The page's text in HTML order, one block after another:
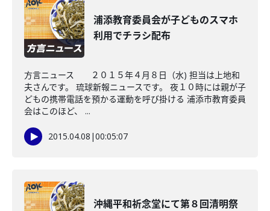
浦添教育委員会が子どものスマホ
利用でチラシ配布
方言ニュース ２０１５年４月８日（水) 担当は上地和
夫さんです。 琉球新報ニュースです。 夜１０時には親が子
どもの携帯電話を預かる運動を呼び掛ける 浦添市教育委員
会はこのほど、 ...
2015.04.08 |00:05:07
沖縄平和祈念堂にて第８回清明祭